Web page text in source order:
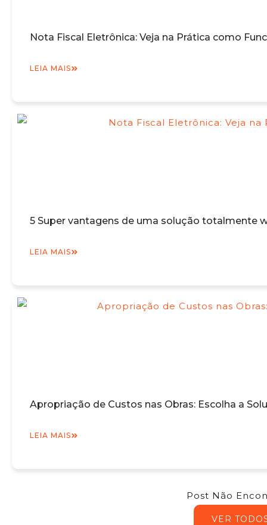
Nota Fiscal Eletrônica: Veja na Prática como
LEIA MAIS
5 Super vantagens de uma solução totalmente
LEIA MAIS
Apropriação de Custos nas Obras: Escolha a
LEIA MAIS
Post Não
VER